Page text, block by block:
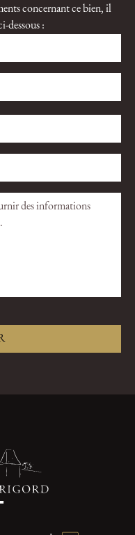
concernant ce bien, il
dessous :